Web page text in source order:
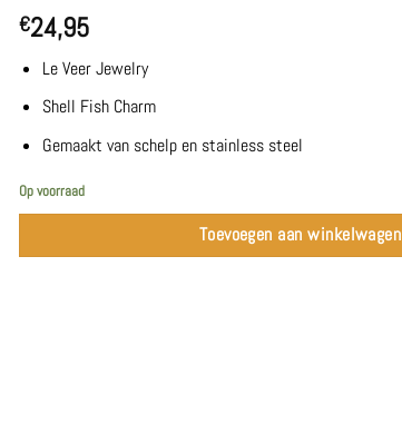
€24,95
Le Veer Jewelry
Shell Fish Charm
Gemaakt van schelp en stainless steel
Op voorraad
Toevoegen aan winkelwagen